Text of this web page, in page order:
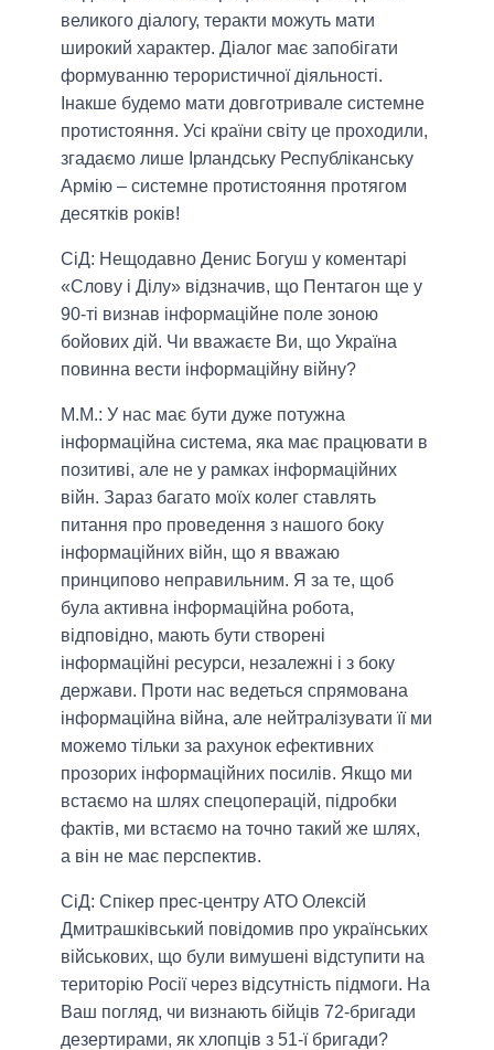
великого діалогу, теракти можуть мати
широкий характер. Діалог має запобігати
формуванню терористичної діяльності.
Інакше будемо мати довготривале системне
протистояння. Усі країни світу це проходили,
згадаємо лише Ірландську Республіканську
Армію – системне протистояння протягом
десятків років!
СіД: Нещодавно Денис Богуш у коментарі
«Слову і Ділу» відзначив, що Пентагон ще у
90-ті визнав інформаційне поле зоною
бойових дій. Чи вважаєте Ви, що Україна
повинна вести інформаційну війну?
М.М.: У нас має бути дуже потужна
інформаційна система, яка має працювати в
позитиві, але не у рамках інформаційних
війн. Зараз багато моїх колег ставлять
питання про проведення з нашого боку
інформаційних війн, що я вважаю
принципово неправильним. Я за те, щоб
була активна інформаційна робота,
відповідно, мають бути створені
інформаційні ресурси, незалежні і з боку
держави. Проти нас ведеться спрямована
інформаційна війна, але нейтралізувати її ми
можемо тільки за рахунок ефективних
прозорих інформаційних посилів. Якщо ми
встаємо на шлях спецоперацій, підробки
фактів, ми встаємо на точно такий же шлях,
а він не має перспектив.
СіД: Спікер прес-центру АТО Олексій
Дмитрашківський повідомив про українських
військових, що були вимушені відступити на
територію Росії через відсутність підмоги. На
Ваш погляд, чи визнають бійців 72-бригади
дезертирами, як хлопців з 51-ї бригади?